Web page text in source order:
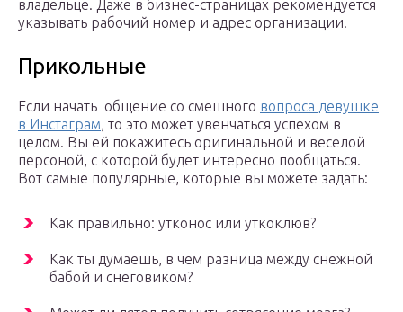
владельце. Даже в бизнес-страницах рекомендуется
указывать рабочий номер и адрес организации.
Прикольные
Если начать общение со смешного вопроса девушке
в Инстаграм, то это может увенчаться успехом в
целом. Вы ей покажитесь оригинальной и веселой
персоной, с которой будет интересно пообщаться.
Вот самые популярные, которые вы можете задать:
Как правильно: утконос или уткоклюв?
Как ты думаешь, в чем разница между снежной
бабой и снеговиком?